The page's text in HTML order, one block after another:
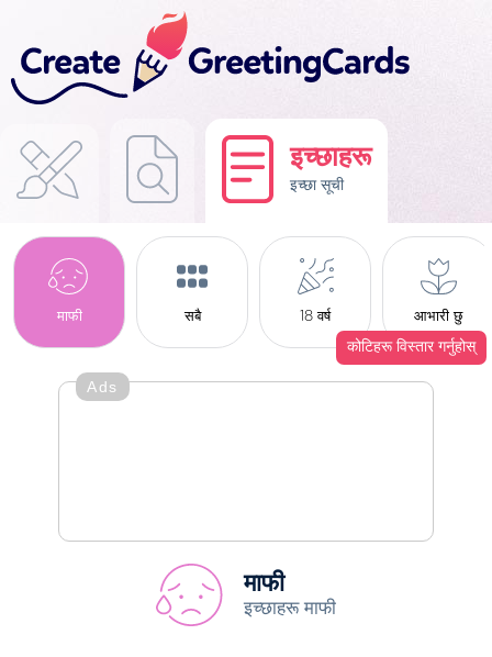
इच्छाहरू
इच्छा सूची
माफी सबै 18 वर्ष आभारी छु
कोटिहरू विस्तार गर्नुहोस्
Ads
माफी
इच्छाहरू माफी